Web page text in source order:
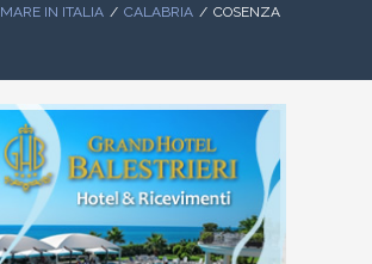
MARE IN ITALIA CALABRIA COSENZA